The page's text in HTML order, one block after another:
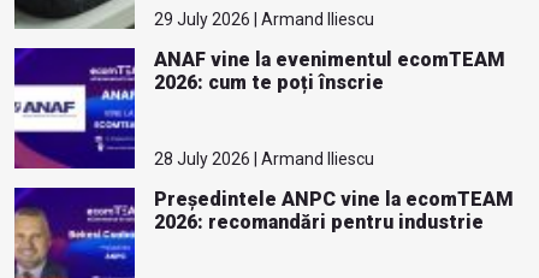
29 July 2026 | Armand Iliescu
ANAF vine la evenimentul ecomTEAM
2026: cum te poți înscrie
28 July 2026 | Armand Iliescu
Președintele ANPC vine la ecomTEAM
2026: recomandări pentru industrie